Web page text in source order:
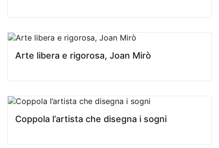
Arte libera e rigorosa, Joan Mirò
Coppola l’artista che disegna i sogni